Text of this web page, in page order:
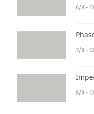
6/8 –
7/8 –
8/8 –